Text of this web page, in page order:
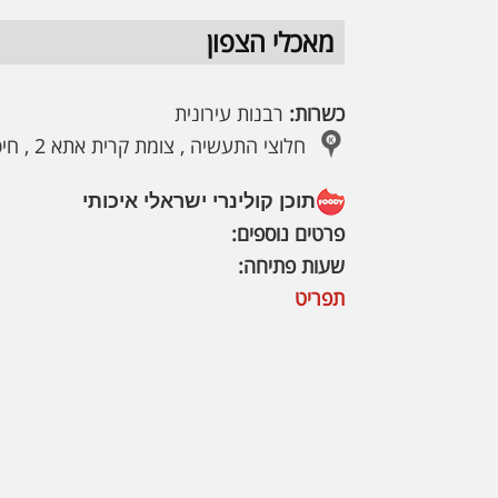
מאכלי הצפון
כשרות: רבנות עירונית
חלוצי התעשיה , צומת קרית אתא 2 , חיפה
תוכן קולינרי ישראלי איכותי
פרטים נוספים:
שעות פתיחה:
תפריט